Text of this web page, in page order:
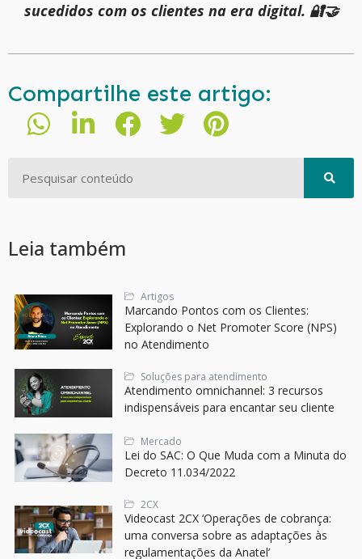
sucedidos com os clientes na era digital. 🔐🤝
Compartilhe este artigo:
Leia também
Artigos
Marcando Pontos com os Clientes:
Explorando o Net Promoter Score (NPS)
no Atendimento
Soluções para atendimento
Atendimento omnichannel: 3 recursos
indispensáveis para encantar seu cliente
Mercado
Lei do SAC: O Que Muda com a Minuta do
Decreto 11.034/2022
2CX
Videocast 2CX ‘Operações de cobrança:
uma conversa sobre as adaptações às
regulamentações da Anatel’